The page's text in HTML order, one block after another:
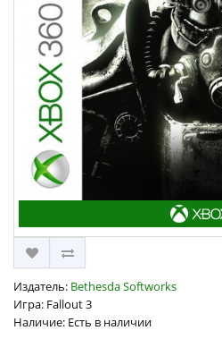
Издатель: Bethesda Softworks
Игра: Fallout 3
Наличие: Есть в наличии